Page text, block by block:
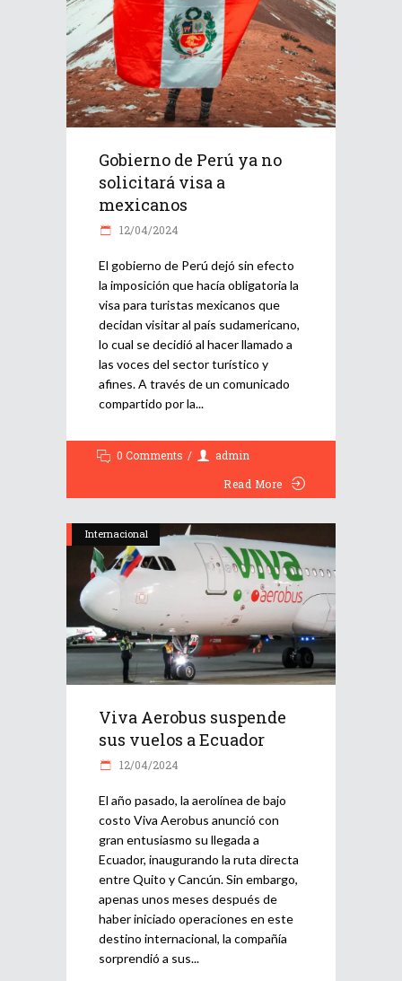
Gobierno de Perú ya no
solicitará visa a
mexicanos
12/04/2024
El gobierno de Perú dejó sin efecto
la imposición que hacía obligatoria la
visa para turistas mexicanos que
decidan visitar al país sudamericano,
lo cual se decidió al hacer llamado a
las voces del sector turístico y
afines. A través de un comunicado
compartido por la
0 Comments
admin
Read More
Internacional
Viva Aerobus suspende
sus vuelos a Ecuador
12/04/2024
El año pasado, la aerolínea de bajo
costo Viva Aerobus anunció con
gran entusiasmo su llegada a
Ecuador, inaugurando la ruta directa
entre Quito y Cancún. Sin embargo,
apenas unos meses después de
haber iniciado operaciones en este
destino internacional, la compañía
sorprendió a sus